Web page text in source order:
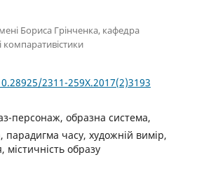
Бориса Грінченка, кафедра
компаративістики
2311-259X.2017(2)3193
персонаж, образна система,
парадигма часу, художній вимір,
містичність образу